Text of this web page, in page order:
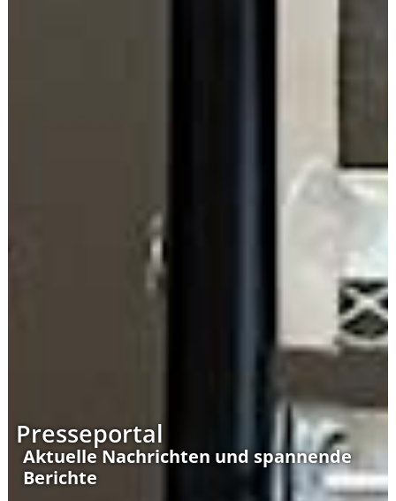
Presseportal
Aktuelle Nachrichten und spannende
Berichte